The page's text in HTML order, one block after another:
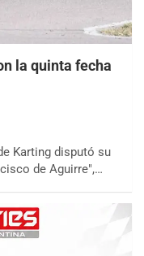
la quinta fecha
Karting disputó su
de Aguirre",…